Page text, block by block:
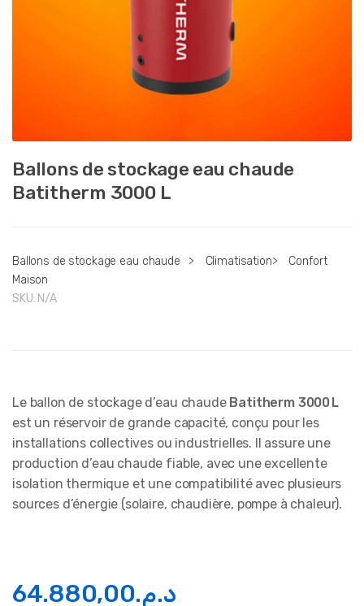
Ballons de stockage eau chaude
Batitherm 3000 L
Ballons de stockage eau chaude > Climatisation>
Confort
Maison
SKU: N/A
Le ballon de stockage d’eau chaude Batitherm 3000 L
est un réservoir de grande capacité, conçu pour les
installations collectives ou industrielles. Il assure une
production d’eau chaude fiable, avec une excellente
isolation thermique et une compatibilité avec plusieurs
sources d’énergie (solaire, chaudière, pompe à chaleur).
د.م.64.880,00